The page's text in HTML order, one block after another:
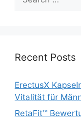
for:
Recent Posts
ErectusX
Vitalität für
RetaFit™